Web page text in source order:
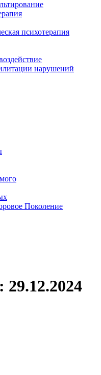
психотерапия
нарушений
Поколение
29.12.2024